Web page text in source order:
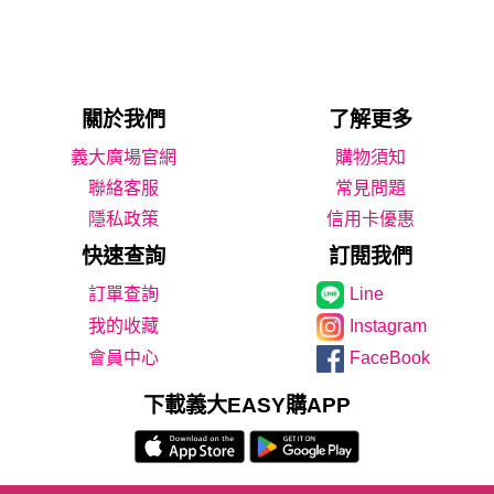
關於我們 了解更多
義大廣場官網
購物須知
聯絡客服
常見問題
隱私政策
信用卡優惠
快速查詢 訂閱我們
Line
我的收藏
Instagram
會員中心
FaceBook
下載義大EASY購APP